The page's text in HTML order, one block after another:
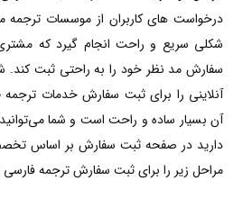
درخواست های کاربران از موسسات ترجمه
شکلی سریع و راحت انجام گیرد که
سفارش مد نظر خود را به راحتی ثبت کند.
آنلاینی را برای ثبت سفارش خدمات
آن بسیار ساده و راحت است و شما می‌توانید
دارید در صفحه ثبت سفارش بر اساس تخصص
مراحل زیر را برای ثبت سفارش ترجمه